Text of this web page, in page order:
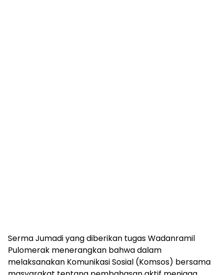
Serma Jumadi yang diberikan tugas Wadanramil
Pulomerak menerangkan bahwa dalam
melaksanakan Komunikasi Sosial (Komsos) bersama